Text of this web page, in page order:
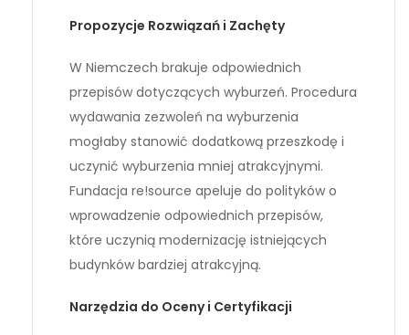
Propozycje Rozwiązań i Zachęty
W Niemczech brakuje odpowiednich
przepisów dotyczących wyburzeń. Procedura
wydawania zezwoleń na wyburzenia
mogłaby stanowić dodatkową przeszkodę i
uczynić wyburzenia mniej atrakcyjnymi.
Fundacja re!source apeluje do polityków o
wprowadzenie odpowiednich przepisów,
które uczynią modernizację istniejących
budynków bardziej atrakcyjną.
Narzędzia do Oceny i Certyfikacji